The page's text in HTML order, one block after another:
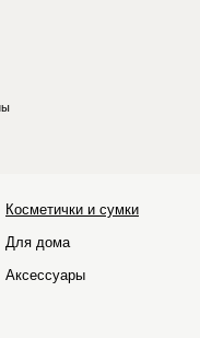
Косметички и сумки
Для дома
Аксессуары